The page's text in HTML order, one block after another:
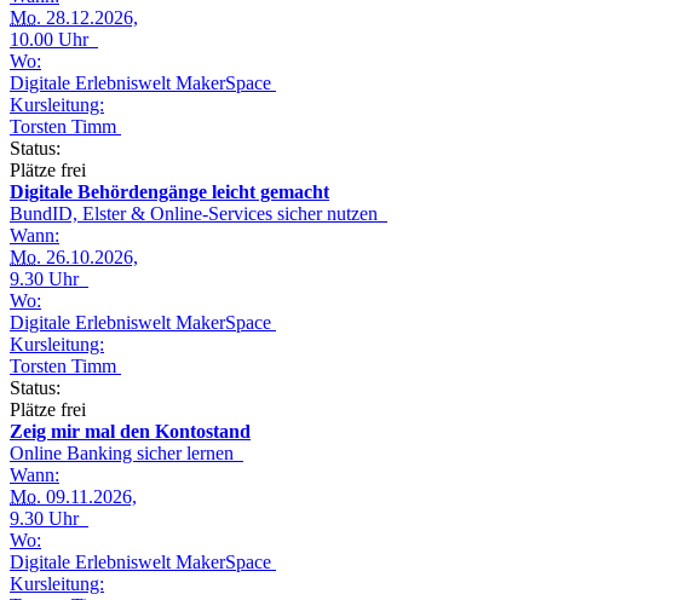
Mo. 28.12.2026,
10.00 Uhr
Wo:
Digitale Erlebniswelt MakerSpace
Kursleitung:
Torsten Timm
Status:
Plätze frei
Digitale Behördengänge leicht gemacht
BundID, Elster & Online-Services sicher nutzen
Wann:
Mo. 26.10.2026,
9.30 Uhr
Wo:
Digitale Erlebniswelt MakerSpace
Kursleitung:
Torsten Timm
Status:
Plätze frei
Zeig mir mal den Kontostand
Online Banking sicher lernen
Wann:
Mo. 09.11.2026,
9.30 Uhr
Wo:
Digitale Erlebniswelt MakerSpace
Kursleitung: